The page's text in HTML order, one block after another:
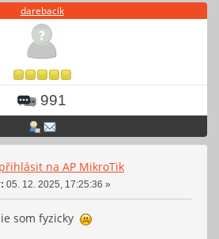
darebacik
991
na AP MikroTik
05. 12. 2025, 17:25:36 »
som fyzicky